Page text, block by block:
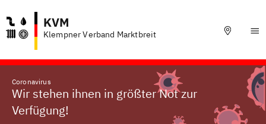
KVM
Klempner Verband Marktbreit
Coronavirus
Wir stehen ihnen in größter Not zur
Verfügung!